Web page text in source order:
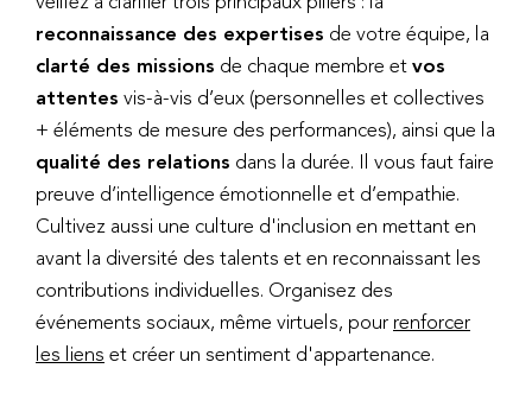
reconnaissance des expertises de votre équipe, la
clarté des missions de chaque membre et vos
attentes vis-à-vis d’eux (personnelles et collectives
+ éléments de mesure des performances), ainsi que la
qualité des relations dans la durée. Il vous faut faire
preuve d’intelligence émotionnelle et d’empathie.
Cultivez aussi une culture d'inclusion en mettant en
avant la diversité des talents et en reconnaissant les
contributions individuelles. Organisez des
événements sociaux, même virtuels, pour renforcer
les liens et créer un sentiment d'appartenance.